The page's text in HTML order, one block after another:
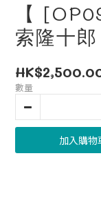
【
索隆十
數量
加入購物